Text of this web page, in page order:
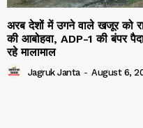
अरब देशों में उगने वाले खजूर को
की आबोहवा, ADP-1 की बंपर
रहे मालामाल
Jagruk Janta - August 6,